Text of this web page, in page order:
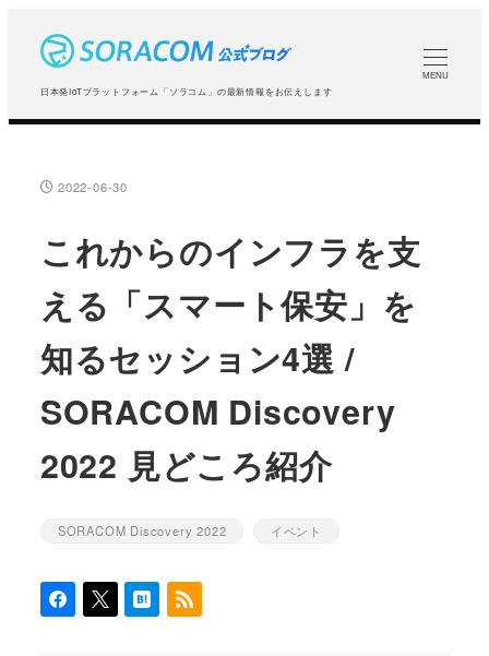
コ
日本発IoTプラットフォーム「ソラコム」の最新情報をお伝えします
MENU
投稿日
2022-06-30
これからのインフラを支
える「スマート保安」を
知るセッション4選 /
SORACOM Discovery
2022 見どころ紹介
カテゴリー
SORACOM Discovery 2022 カテゴリー
イベント